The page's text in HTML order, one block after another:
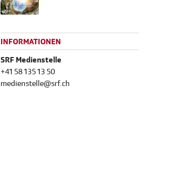
INFORMATIONEN
SRF Medienstelle
+41 58 135 13 50
medienstelle@srf.ch